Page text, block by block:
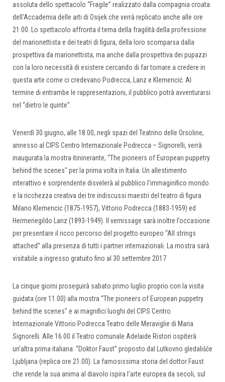
assoluta dello spettacolo “Fragile” realizzato dalla compagnia croata
dell’Accademia delle arti di Osijek che verrà replicato anche alle ore
21.00. Lo spettacolo affronta il tema della fragilità della professione
del marionettista e dei teatri di figura, della loro scomparsa dalla
prospettiva da marionettista, ma anche dalla prospettiva dei pupazzi
con la loro necessità di esistere cercando di far tornare a credere in
questa arte come ci credevano Podrecca, Lanz e Klemencić. Al
termine di entrambe le rappresentazioni, il pubblico potrà avventurarsi
nel “dietro le quinte”.
Venerdì 30 giugno, alle 18.00, negli spazi del Teatrino delle Orsoline,
annesso al CIPS Centro Internazionale Podrecca – Signorelli, verrà
inaugurata la mostra itininerante, “The pioneers of European puppetry
behind the scenes" per la prima volta in Italia. Un allestimento
interattivo e sorprendente disvelerà al pubblico l’immaginifico mondo
e la ricchezza creativa dei tre indiscussi maestri del teatro di figura
Milano Klemencic (1875-1957), Vittorio Podrecca (1883-1959) ed
Hermenegildo Lanz (1893-1949). Il vernissage sarà inoltre l’occasione
per presentare il ricco percorso del progetto europeo “All strings
attached” alla presenza di tutti i partner internazionali. La mostra sarà
visitabile a ingresso gratuito fino al 30 settembre 2017
La cinque giorni proseguirà sabato primo luglio proprio con la visita
guidata (ore 11.00) alla mostra “The pioneers of European puppetry
behind the scenes" e ai magnifici luoghi del CIPS Centro
Internazionale Vittorio Podrecca Teatro delle Meraviglie di Maria
Signorelli. Alle 16.00 il Teatro comunale Adelaide Ristori ospiterà
un’altra prima italiana: “Doktor Faust” proposto dal Lutkovno gledališče
Ljubljana (replica ore 21.00). La famosissima storia del dottor Faust
che vende la sua anima al diavolo ispira l'arte europea da secoli, sul